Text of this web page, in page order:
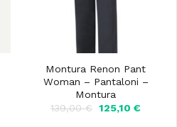
Montura Renon Pant
Woman – Pantaloni –
Montura
139,00€ Il
125,10€Il